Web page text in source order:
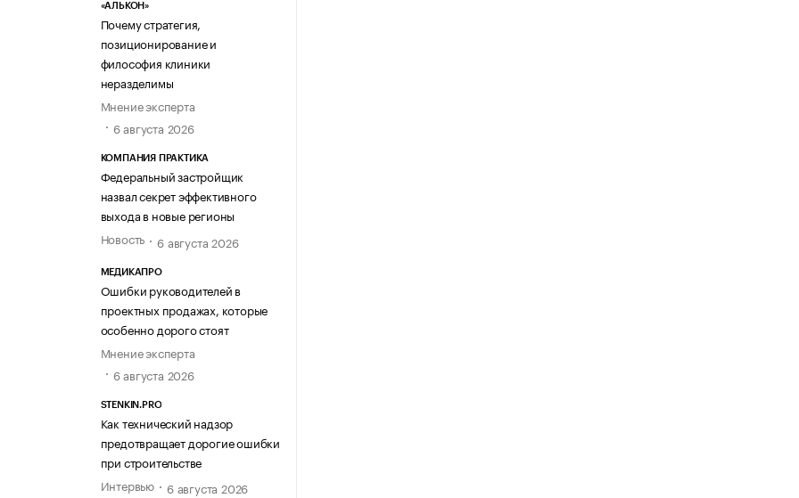
«АЛЬКОН»
Почему стратегия,
позиционирование и
философия клиники
неразделимы
Мнение эксперта
6 августа 2026
КОМПАНИЯ ПРАКТИКА
Федеральный застройщик
назвал секрет эффективного
выхода в новые регионы
Новость
6 августа 2026
МЕДИКАПРО
Ошибки руководителей в
проектных продажах, которые
особенно дорого стоят
Мнение эксперта
6 августа 2026
STENKIN.PRO
Как технический надзор
предотвращает дорогие ошибки
при строительстве
Интервью
6 августа 2026